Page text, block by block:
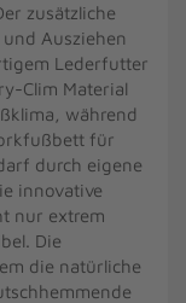
zusätzliche
Ausziehen
Lederfutter
Clim Material
während
für
durch eigene
innovative
nur extrem
Die
die natürliche